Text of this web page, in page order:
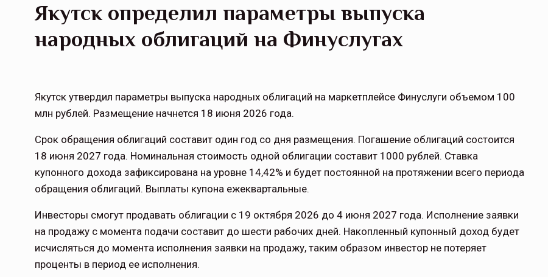
Якутск определил параметры выпуска
народных облигаций на Финуслугах
Якутск утвердил параметры выпуска народных облигаций на маркетплейсе Финуслуги объемом 100
млн рублей. Размещение начнется 18 июня 2026 года.
Срок обращения облигаций составит один год со дня размещения. Погашение облигаций состоится
18 июня 2027 года. Номинальная стоимость одной облигации составит 1000 рублей. Ставка
купонного дохода зафиксирована на уровне 14,42% и будет постоянной на протяжении всего периода
обращения облигаций. Выплаты купона ежеквартальные.
Инвесторы смогут продавать облигации с 19 октября 2026 до 4 июня 2027 года. Исполнение заявки
на продажу с момента подачи составит до шести рабочих дней. Накопленный купонный доход будет
исчисляться до момента исполнения заявки на продажу, таким образом инвестор не потеряет
проценты в период ее исполнения.